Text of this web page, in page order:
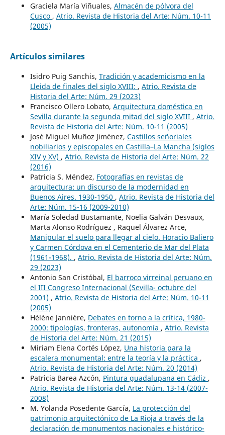
Graciela María Viñuales, Almacén de pólvora del
Cusco , Atrio. Revista de Historia del Arte: Núm. 10-11
(2005)
Artículos similares
Isidro Puig Sanchis, Tradición y academicismo en la
Lleida de finales del siglo XVIII: , Atrio. Revista de
Historia del Arte: Núm. 29 (2023)
Francisco Ollero Lobato, Arquitectura doméstica en
Sevilla durante la segunda mitad del siglo XVIII , Atrio.
Revista de Historia del Arte: Núm. 10-11 (2005)
José Miguel Muñoz Jiménez, Castillos señoriales
nobiliarios y episcopales en Castilla–La Mancha (siglos
XIV y XV) , Atrio. Revista de Historia del Arte: Núm. 22
(2016)
Patricia S. Méndez, Fotografías en revistas de
arquitectura: un discurso de la modernidad en
Buenos Aires. 1930-1950 , Atrio. Revista de Historia del
Arte: Núm. 15-16 (2009-2010)
María Soledad Bustamante, Noelia Galván Desvaux,
Marta Alonso Rodríguez , Raquel Álvarez Arce,
Manipular el suelo para llegar al cielo. Horacio Baliero
y Carmen Córdova en el Cementerio de Mar del Plata
(1961-1968). , Atrio. Revista de Historia del Arte: Núm.
29 (2023)
Antonio San Cristóbal, El barroco virreinal peruano en
el III Congreso Internacional (Sevilla- octubre del
2001) , Atrio. Revista de Historia del Arte: Núm. 10-11
(2005)
Hélène Jannière, Debates en torno a la crítica, 1980-
2000: tipologías, fronteras, autonomía , Atrio. Revista
de Historia del Arte: Núm. 21 (2015)
Miriam Elena Cortés López, Una historia para la
escalera monumental: entre la teoría y la práctica ,
Atrio. Revista de Historia del Arte: Núm. 20 (2014)
Patricia Barea Azcón, Pintura guadalupana en Cádiz ,
Atrio. Revista de Historia del Arte: Núm. 13-14 (2007-
2008)
M. Yolanda Posedente García, La protección del
patrimonio arquitectónico de La Rioja a través de la
declaración de monumentos nacionales e histórico-